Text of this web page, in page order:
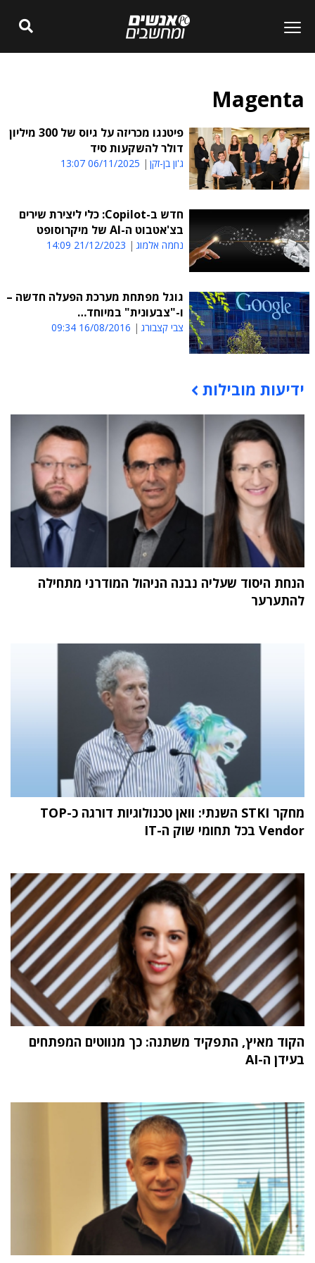
Magenta
פיטנגו מכריזה על גיוס של 300 מיליון
דולר להשקעות סיד
ג'ון בן-זקן 06/11/2025 13:07
חדש ב-Copilot: כלי ליצירת שירים
בצ'אטבוט ה-AI של מיקרוסופט
נחמה אלמוג 21/12/2023 14:09
גוגל מפתחת מערכת הפעלה חדשה –
ו-"צבעונית" במיוחד…
צבי קצבורג 16/08/2016 09:34
תוכן פרסומי
ידיעות מובילות
הנחת היסוד שעליה נבנה הניהול המודרני מתחילה
להתערער
מחקר STKI השנתי: וואן טכנולוגיות דורגה כ-TOP
Vendor בכל תחומי שוק ה-IT
הקוד מאיץ, התפקיד משתנה: כך מנווטים המפתחים
בעידן ה-AI